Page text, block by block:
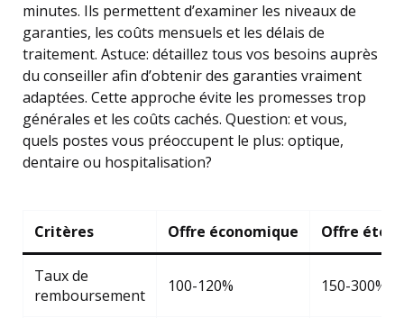
minutes. Ils permettent d’examiner les niveaux de
garanties, les coûts mensuels et les délais de
traitement. Astuce: détaillez tous vos besoins auprès
du conseiller afin d’obtenir des garanties vraiment
adaptées. Cette approche évite les promesses trop
générales et les coûts cachés. Question: et vous,
quels postes vous préoccupent le plus: optique,
dentaire ou hospitalisation?
Critères Offre économique Offre
Taux de
remboursement
100-120% 150-300%